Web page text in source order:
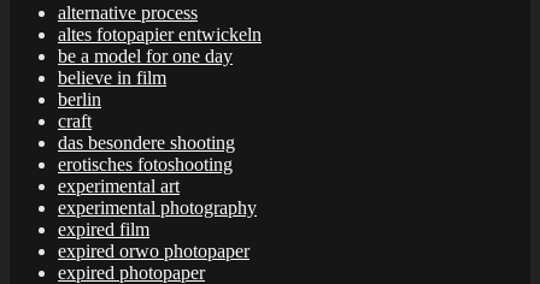
alternative process
altes fotopapier entwickeln
be a model for one day
believe in film
berlin
craft
das besondere shooting
erotisches fotoshooting
experimental art
experimental photography
expired film
expired orwo photopaper
expired photopaper